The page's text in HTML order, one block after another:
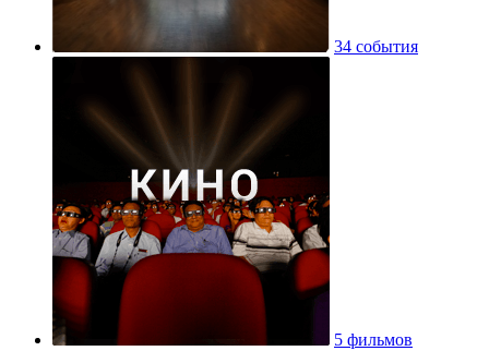
34 события
5 фильмов